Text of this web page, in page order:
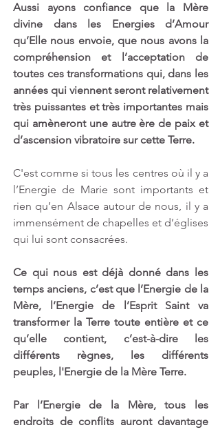
Aussi ayons confiance que la Mère
divine dans les Energies d’Amour
qu’Elle nous envoie, que nous avons la
compréhension et l’acceptation de
toutes ces transformations qui, dans les
années qui viennent seront relativement
très puissantes et très importantes mais
qui amèneront une autre ère de paix et
d’ascension vibratoire sur cette Terre.
C'est comme si tous les centres où il y a
l’Energie de Marie sont importants et
rien qu’en Alsace autour de nous, il y a
immensément de chapelles et d’églises
qui lui sont consacrées.
Ce qui nous est déjà donné dans les
temps anciens, c’est que l’Energie de la
Mère, l’Energie de l’Esprit Saint va
transformer la Terre toute entière et ce
qu’elle contient, c’est-à-dire les
différents règnes, les différents
peuples, l'Energie de la Mère Terre.
Par l’Energie de la Mère, tous les
endroits de conflits auront davantage